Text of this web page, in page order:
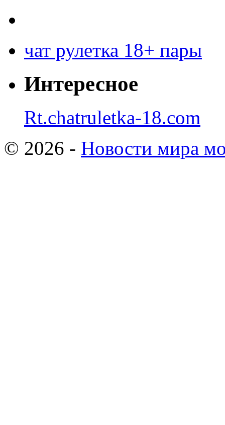
чат рулетка 18+ пары
Интересное
Rt.chatruletka-18.com
© 2026 - Новости мира